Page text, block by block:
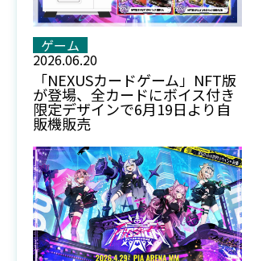
ゲーム
2026.06.20
「NEXUSカードゲーム」NFT版
が登場、全カードにボイス付き
限定デザインで6月19日より自
販機販売